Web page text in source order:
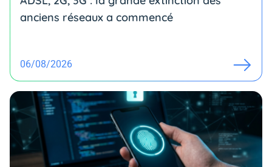
anciens réseaux a commencé
06/08/2026